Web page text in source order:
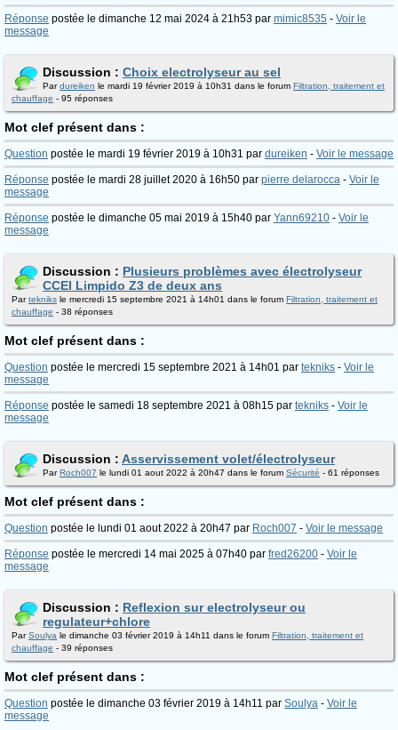
Réponse postée le dimanche 12 mai 2024 à 21h53 par mimic8535 - Voir le
message
Discussion : Choix electrolyseur au sel
Pardureiken le mardi 19 février 2019 à 10h31 dans le forum Filtration, traitement et
chauffage - 95 réponses
Mot clef présent dans :
Question postée le mardi 19 février 2019 à 10h31 par dureiken - Voir le message
Réponse postée le mardi 28 juillet 2020 à 16h50 par pierre delarocca - Voir le
message
Réponse postée le dimanche 05 mai 2019 à 15h40 par Yann69210 - Voir le
message
Discussion : Plusieurs problèmes avec électrolyseur
CCEI Limpido Z3 de deux ans
Partekniks le mercredi 15 septembre 2021 à 14h01 dans le forum Filtration, traitement et
chauffage - 38 réponses
Mot clef présent dans :
Question postée le mercredi 15 septembre 2021 à 14h01 par tekniks - Voir le
message
Réponse postée le samedi 18 septembre 2021 à 08h15 par tekniks - Voir le
message
Discussion : Asservissement volet/électrolyseur
ParRoch007 le lundi 01 aout 2022 à 20h47 dans le forum Sécurité - 61 réponses
Mot clef présent dans :
Question postée le lundi 01 aout 2022 à 20h47 par Roch007 - Voir le message
Réponse postée le mercredi 14 mai 2025 à 07h40 par fred26200 - Voir le
message
Discussion : Reflexion sur electrolyseur ou
regulateur+chlore
ParSoulya le dimanche 03 février 2019 à 14h11 dans le forum Filtration, traitement et
chauffage - 39 réponses
Mot clef présent dans :
Question postée le dimanche 03 février 2019 à 14h11 par Soulya - Voir le
message